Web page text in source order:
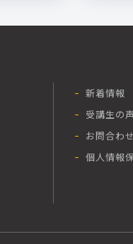
新着情報
受講生の声
お問合わせ
個人情報